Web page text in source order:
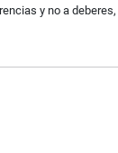
y no a